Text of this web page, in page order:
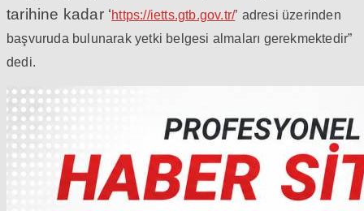
tarihine kadar ‘https://ietts.gtb.gov.tr/’ adresi üzerinden
başvuruda bulunarak yetki belgesi almaları gerekmektedir”
dedi.